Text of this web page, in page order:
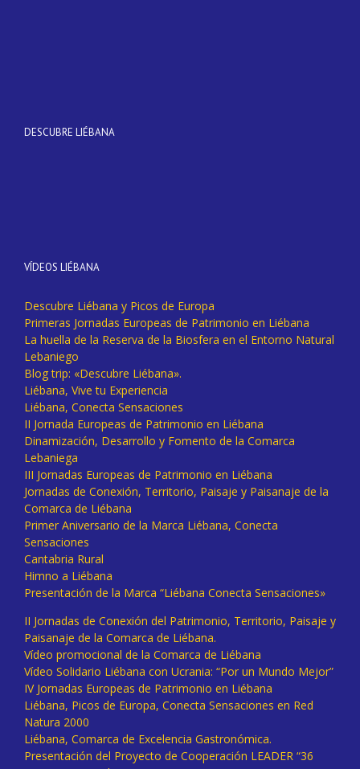
DESCUBRE LIÉBANA
VÍDEOS LIÉBANA
Descubre Liébana y Picos de Europa
Primeras Jornadas Europeas de Patrimonio en Liébana
La huella de la Reserva de la Biosfera en el Entorno Natural
Lebaniego
Blog trip: «Descubre Liébana».
Liébana, Vive tu Experiencia
Liébana, Conecta Sensaciones
II Jornada Europeas de Patrimonio en Liébana
Dinamización, Desarrollo y Fomento de la Comarca
Lebaniega
III Jornadas Europeas de Patrimonio en Liébana
Jornadas de Conexión, Territorio, Paisaje y Paisanaje de la
Comarca de Liébana
Primer Aniversario de la Marca Liébana, Conecta
Sensaciones
Cantabria Rural
Himno a Liébana
Presentación de la Marca “Liébana Conecta Sensaciones»
II Jornadas de Conexión del Patrimonio, Territorio, Paisaje y
Paisanaje de la Comarca de Liébana.
Vídeo promocional de la Comarca de Liébana
Vídeo Solidario Liébana con Ucrania: “Por un Mundo Mejor”
IV Jornadas Europeas de Patrimonio en Liébana
Liébana, Picos de Europa, Conecta Sensaciones en Red
Natura 2000
Liébana, Comarca de Excelencia Gastronómica.
Presentación del Proyecto de Cooperación LEADER “36